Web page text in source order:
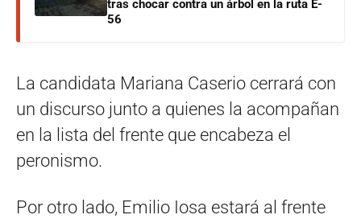
tras chocar contra un árbol en la ruta E-
56
La candidata Mariana Caserio cerrará con
un discurso junto a quienes la acompañan
en la lista del frente que encabeza el
peronismo.
Por otro lado, Emilio Iosa estará al frente